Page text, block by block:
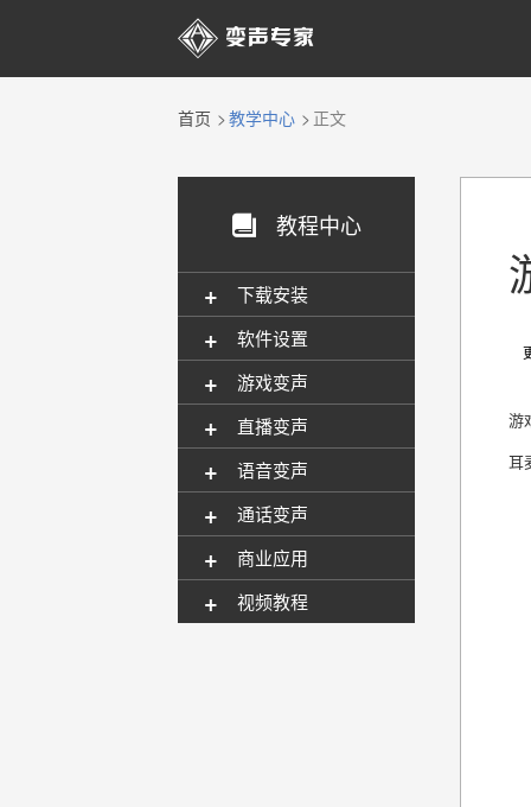

首页 教学中心 正文
 教程中心
下载安装
+
软件设置
+
游戏变声
+
直播变声
+
语音变声
+
通话变声
+
商业应用
+
视频教程
+
游
耳